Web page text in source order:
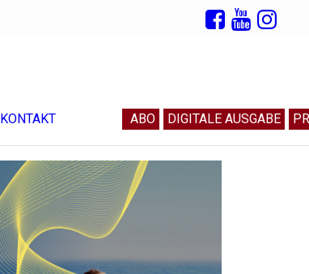
KONTAKT ABO DIGITALE AUSGABE